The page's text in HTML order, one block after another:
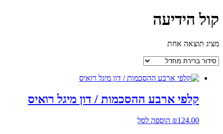
קול הידיעה
מציג תוצאה אחת
קלפי ארבע ההסכמות / דון מיגל רואיס
₪124.00 הוספה לסל